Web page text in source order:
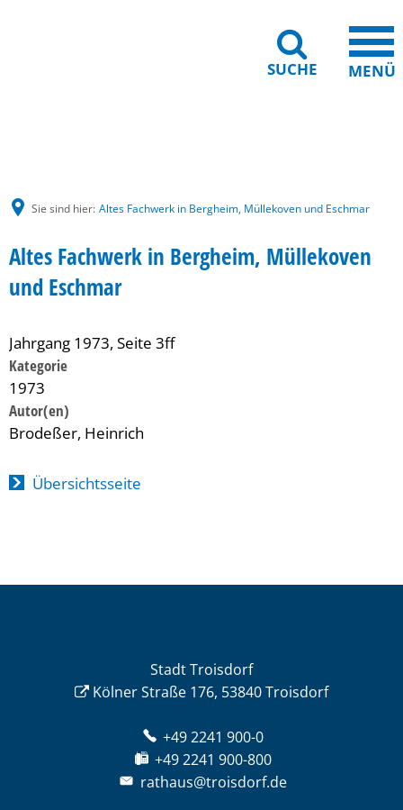
SUCHE MENÜ
Sie sind hier: Altes Fachwerk in Bergheim, Müllekoven und Eschmar
Altes Fachwerk in Bergheim, Müllekoven
und Eschmar
Jahrgang 1973, Seite 3ff
Kategorie
1973
Brodeßer, Heinrich
Übersichtsseite
Stadt Troisdorf
Kölner Straße 176, 53840 Troisdorf
+49 2241 900-0
+49 2241 900-800
rathaus@troisdorf.de